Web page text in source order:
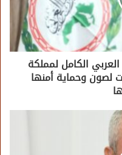
الكامل لمملكة
لصون وحماية أمنها